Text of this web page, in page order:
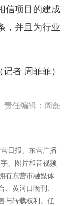
信项目的建成
，并且为行业
（记者 周菲菲）
责任编辑：周磊
日报、东营广播
、图片和音视频
有东营市融媒体
黄河口晚刊、
与转载权利。任